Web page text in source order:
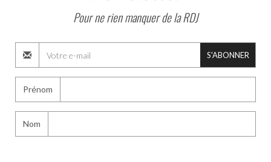
Pour ne rien manquer de la RDJ
S'ABONNER
Prénom
Nom